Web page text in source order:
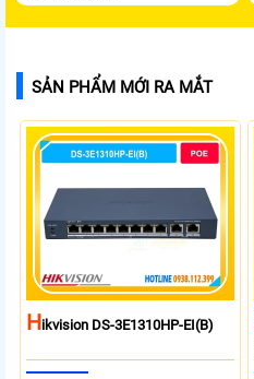
SẢN PHẨM MỚI RA MẮT
HIkvision DS-3E1310HP-EI(B)